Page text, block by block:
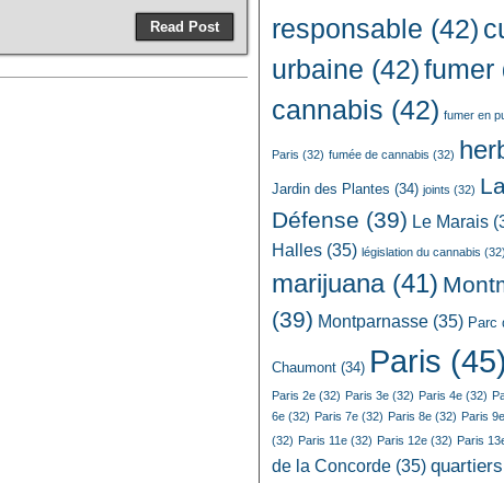
Read Post
responsable (42)
urbaine (42)fumer
cannabis (42) fumer en
Paris (32) fumée de cannabis (32)
Jardin des Plantes (34) joints (32)
Défense (39) Le Marais
Halles (35) législation du cannabis (32)
marijuana(41)
(39) Montparnasse (35) Parc
Chaumont (34) Paris (45)
Paris 2e (32) Paris 3e (32) Paris 4e (32)
6e (32) Paris 7e (32) Paris 8e (32) Paris 9e
(32) Paris 11e (32) Paris 12e (32) Paris
de la Concorde (35)